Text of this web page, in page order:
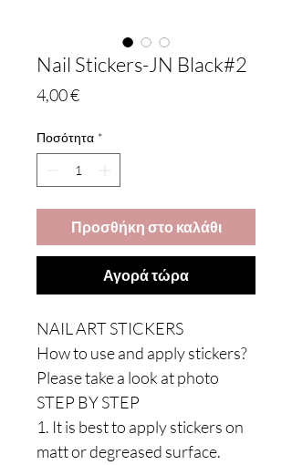
Nail Stickers-JN Black#2
4,00 €Τιμή
Ποσότητα *
Προσθήκη στο καλάθι
Αγορά τώρα
NAIL ART STICKERS
How to use and apply stickers?
Please take a look at photo
STEP BY STEP
1. It is best to apply stickers on
matt or degreased surface.